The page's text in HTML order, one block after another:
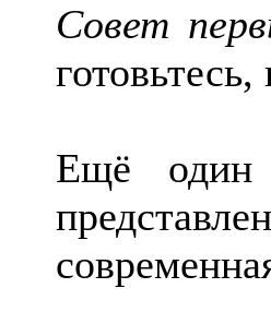
Совет
готовьтесь,
Ещё один